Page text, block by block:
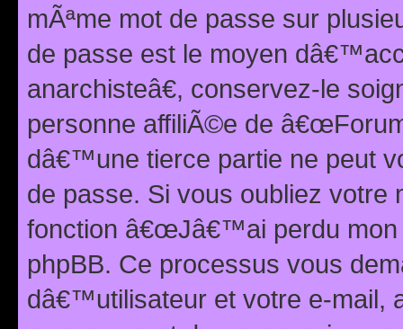
mÃªme mot de passe sur
de passe est le moyen
anarchisteâ€, conservez-le
personne affiliÃ©e de
dâ€™une tierce partie ne peut
de passe. Si vous oubliez votre
fonction â€œJâ€™ai perdu mon
phpBB. Ce processus vous
dâ€™utilisateur et votre e-mail,